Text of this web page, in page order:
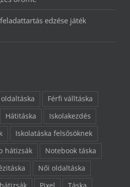
edzése játék
Férfi válltáska
Hátitáska
Iskolakezdés
Iskolatáska felsősöknek
hátizsák
Notebook táska
Női oldaltáska